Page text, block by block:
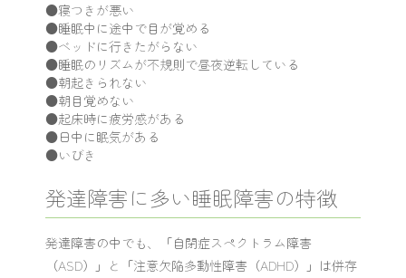
●寝つきが悪い
●睡眠中に途中で目が覚める
●ベッドに行きたがらない
●睡眠のリズムが不規則で昼夜逆転している
●朝起きられない
●朝目覚めない
●起床時に疲労感がある
●日中に眠気がある
●いびき
発達障害に多い睡眠障害の特徴
発達障害の中でも、「自閉症スペクトラム障害
（ASD）」と「注意欠陥多動性障害（ADHD）」は併存